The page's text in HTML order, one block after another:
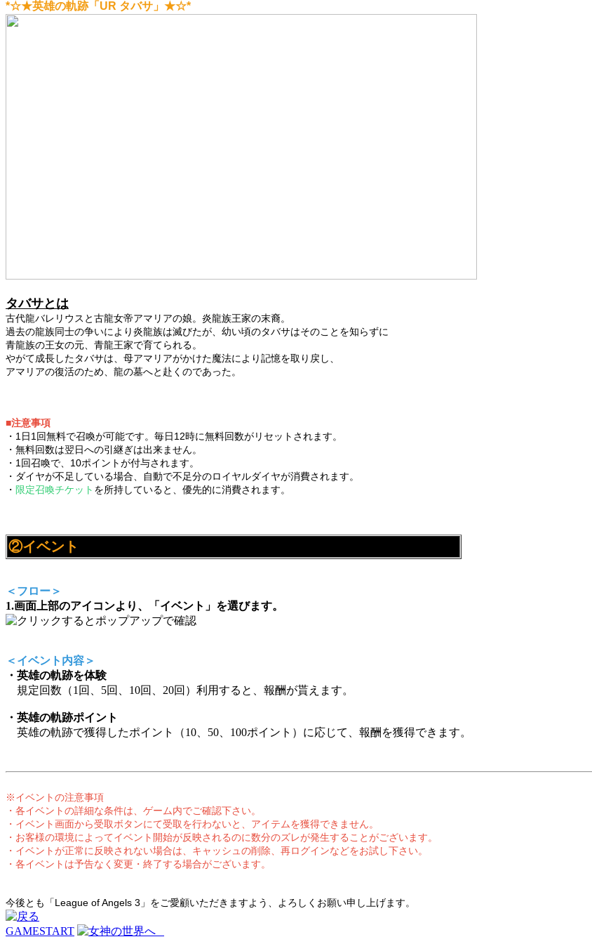
*☆★英雄の軌跡「UR タバサ」★☆*
タバサとは
古代龍バレリウスと古龍女帝アマリアの娘。炎龍族王家の末裔。
過去の龍族同士の争いにより炎龍族は滅びたが、幼い頃のタバサはそのことを知らずに
青龍族の王女の元、青龍王家で育てられる。
やがて成長したタバサは、母アマリアがかけた魔法により記憶を取り戻し、
アマリアの復活のため、龍の墓へと赴くのであった。
■注意事項
・1日1回無料で召喚が可能です。毎日12時に無料回数がリセットされます。
・無料回数は翌日への引継ぎは出来ません。
・1回召喚で、10ポイントが付与されます。
・ダイヤが不足している場合、自動で不足分のロイヤルダイヤが消費されます。
・ 限定召喚チケット を所持していると、優先的に消費されます。
②イベント
＜フロー＞
1.画面上部のアイコンより、「イベント」を選びます。
＜イベント内容＞
・英雄の軌跡を体験
規定回数（1回、5回、10回、20回）利用すると、報酬が貰えます。
・英雄の軌跡ポイント
英雄の軌跡で獲得したポイント（10、50、100ポイント）に応じて、報酬を獲得できます。
※イベントの注意事項
・各イベントの詳細な条件は、ゲーム内でご確認下さい。
・イベント画面から受取ボタンにて受取を行わないと、アイテムを獲得できません。
・お客様の環境によってイベント開始が反映されるのに数分のズレが発生することがございます。
・イベントが正常に反映されない場合は、キャッシュの削除、再ログインなどをお試し下さい。
・各イベントは予告なく変更・終了する場合がございます。
今後とも「League of Angels 3」をご愛顧いただきますよう、よろしくお願い申し上げます。
GAMESTART